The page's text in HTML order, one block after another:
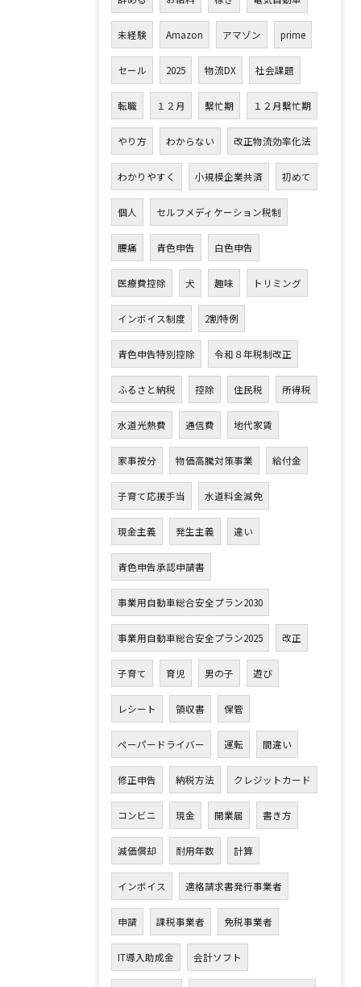
未経験 Amazon アマゾン prime
セール 2025 物流DX 社会課題
転職 １２月 繫忙期 １２月繫忙期
やり方 わからない 改正物流効率化法
わかりやすく 小規模企業共済 初めて
個人 セルフメディケーション税制
腰痛 青色申告 白色申告
医療費控除 犬 趣味 トリミング
インボイス制度 2割特例
青色申告特別控除 令和８年税制改正
ふるさと納税 控除 住民税 所得税
水道光熱費 通信費 地代家賃
家事按分 物価高騰対策事業 給付金
子育て応援手当 水道料金減免
現金主義 発生主義 違い
青色申告承認申請書
事業用自動車総合安全プラン2030
事業用自動車総合安全プラン2025 改正
子育て 育児 男の子 遊び
レシート 領収書 保管
ペーパードライバー 運転 間違い
修正申告 納税方法 クレジットカード
コンビニ 現金 開業届 書き方
減価償却 耐用年数 計算
インボイス 適格請求書発行事業者
申請 課税事業者 免税事業者
IT導入助成金 会計ソフト